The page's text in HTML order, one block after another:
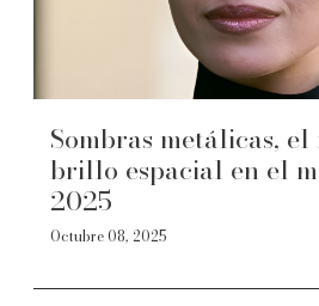
Sombras metálicas,
brillo espacial en el
2025
Octubre 08, 2025